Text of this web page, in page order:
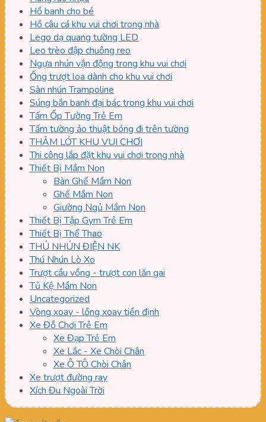
Hồ banh cho bé
Hồ câu cá khu vui chơi trong nhà
Lego dạ quang tường LED
Leo trèo đập chuông reo
Ngựa nhún vận động trong khu vui chơi
Ống trượt loa dành cho khu vui chơi
Sàn nhún Trampoline
Súng bắn banh đại bác trong khu vui chơi
Tấm Ốp Tường Trẻ Em
Tấm tường ảo thuật bóng đi trên tường
THẢM LÓT KHU VUI CHƠI
Thi công lắp đặt khu vui chơi trong nhà
Thiết Bị Mầm Non
Bàn Ghế Mầm Non
Ghế Mầm Non
Giường Ngủ Mầm Non
Thiết Bị Tập Gym Trẻ Em
Thiết Bị Thể Thao
THÚ NHÚN ĐIỆN NK
Thú Nhún Lò Xo
Trượt cầu vồng - trượt con lăn gai
Tủ Kệ Mầm Non
Uncategorized
Vòng xoay - lồng xoay tiền định
Xe Đồ Chơi Trẻ Em
Xe Đạp Trẻ Em
Xe Lắc - Xe Chòi Chân
Xe Ô TÔ Chòi Chân
Xe trượt đường ray
Xích Đu Ngoài Trời